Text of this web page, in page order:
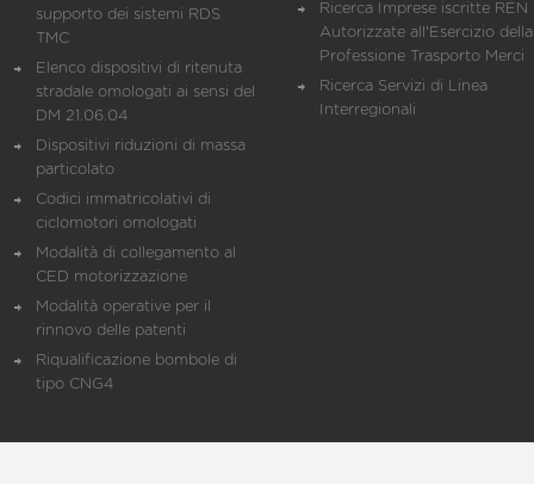
supporto dei sistemi RDS
TMC
Elenco dispositivi di ritenuta
stradale omologati ai sensi del
DM 21.06.04
Dispositivi riduzioni di massa
particolato
Codici immatricolativi di
ciclomotori omologati
Modalità di collegamento al
CED motorizzazione
Modalità operative per il
rinnovo delle patenti
Riqualificazione bombole di
tipo CNG4
Ricerca Imprese iscritte REN
Autorizzate all'Esercizio della
Professione Trasporto Merci
Ricerca Servizi di Linea
Interregionali